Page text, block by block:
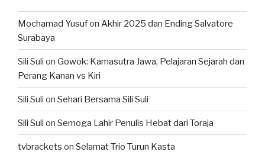
Mochamad Yusufon Akhir 2025 dan Ending Salvatore
Surabaya
Sili Suli on Gowok: Kamasutra Jawa, Pelajaran Sejarah dan
Perang Kanan vs Kiri
Sili Suli on Sehari Bersama Sili Suli
Sili Suli on Semoga Lahir Penulis Hebat dari Toraja
tvbrackets on Selamat Trio Turun Kasta